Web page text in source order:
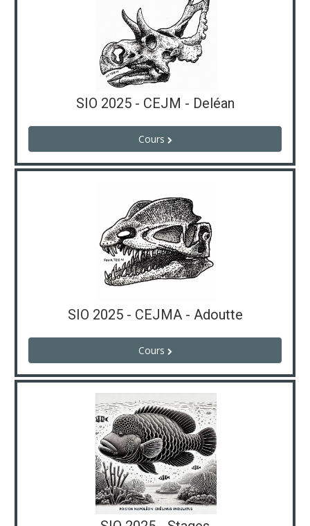
SIO 2025 - CEJM - Deléan
Cours
SIO 2025 - CEJMA - Adoutte
Cours